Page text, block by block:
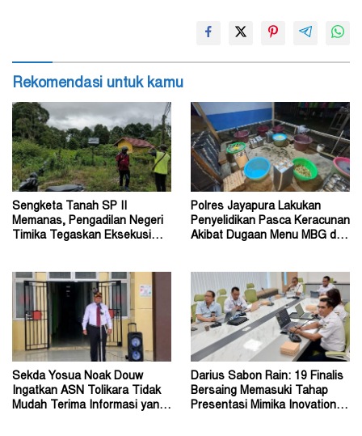
Rekomendasi untuk kamu
Sengketa Tanah SP II
Memanas, Pengadilan Negeri
Timika Tegaskan Eksekusi
Polres Jayapura Lakukan
Penyelidikan Pasca Keracunan
Akibat Dugaan Menu MBG di
Sekda Yosua Noak Douw
Ingatkan ASN Tolikara Tidak
Mudah Terima Informasi yang
Darius Sabon Rain: 19 Finalis
Bersaing Memasuki Tahap
Presentasi Mimika Inovation